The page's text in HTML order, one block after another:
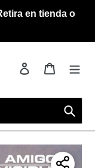
en tienda o
Ingresar Carrito